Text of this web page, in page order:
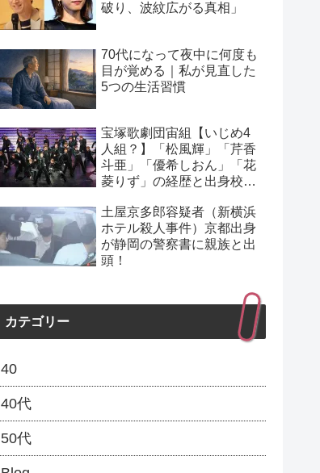
破り、波紋広がる真相」
70代になって夜中に何度も
目が覚める｜私が見直した
5つの生活習慣
宝塚歌劇団宙組【いじめ4
人組？】「松風輝」「芹香
斗亜」「優希しおん」「花
菱りず」の経歴と出身校・
土屋京多郎容疑者（新横浜
ホテル殺人事件）京都出身
が静岡の警察書に親族と出
頭！
カテゴリー
40
40代
50代